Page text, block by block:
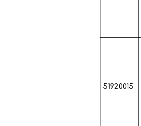
51920015